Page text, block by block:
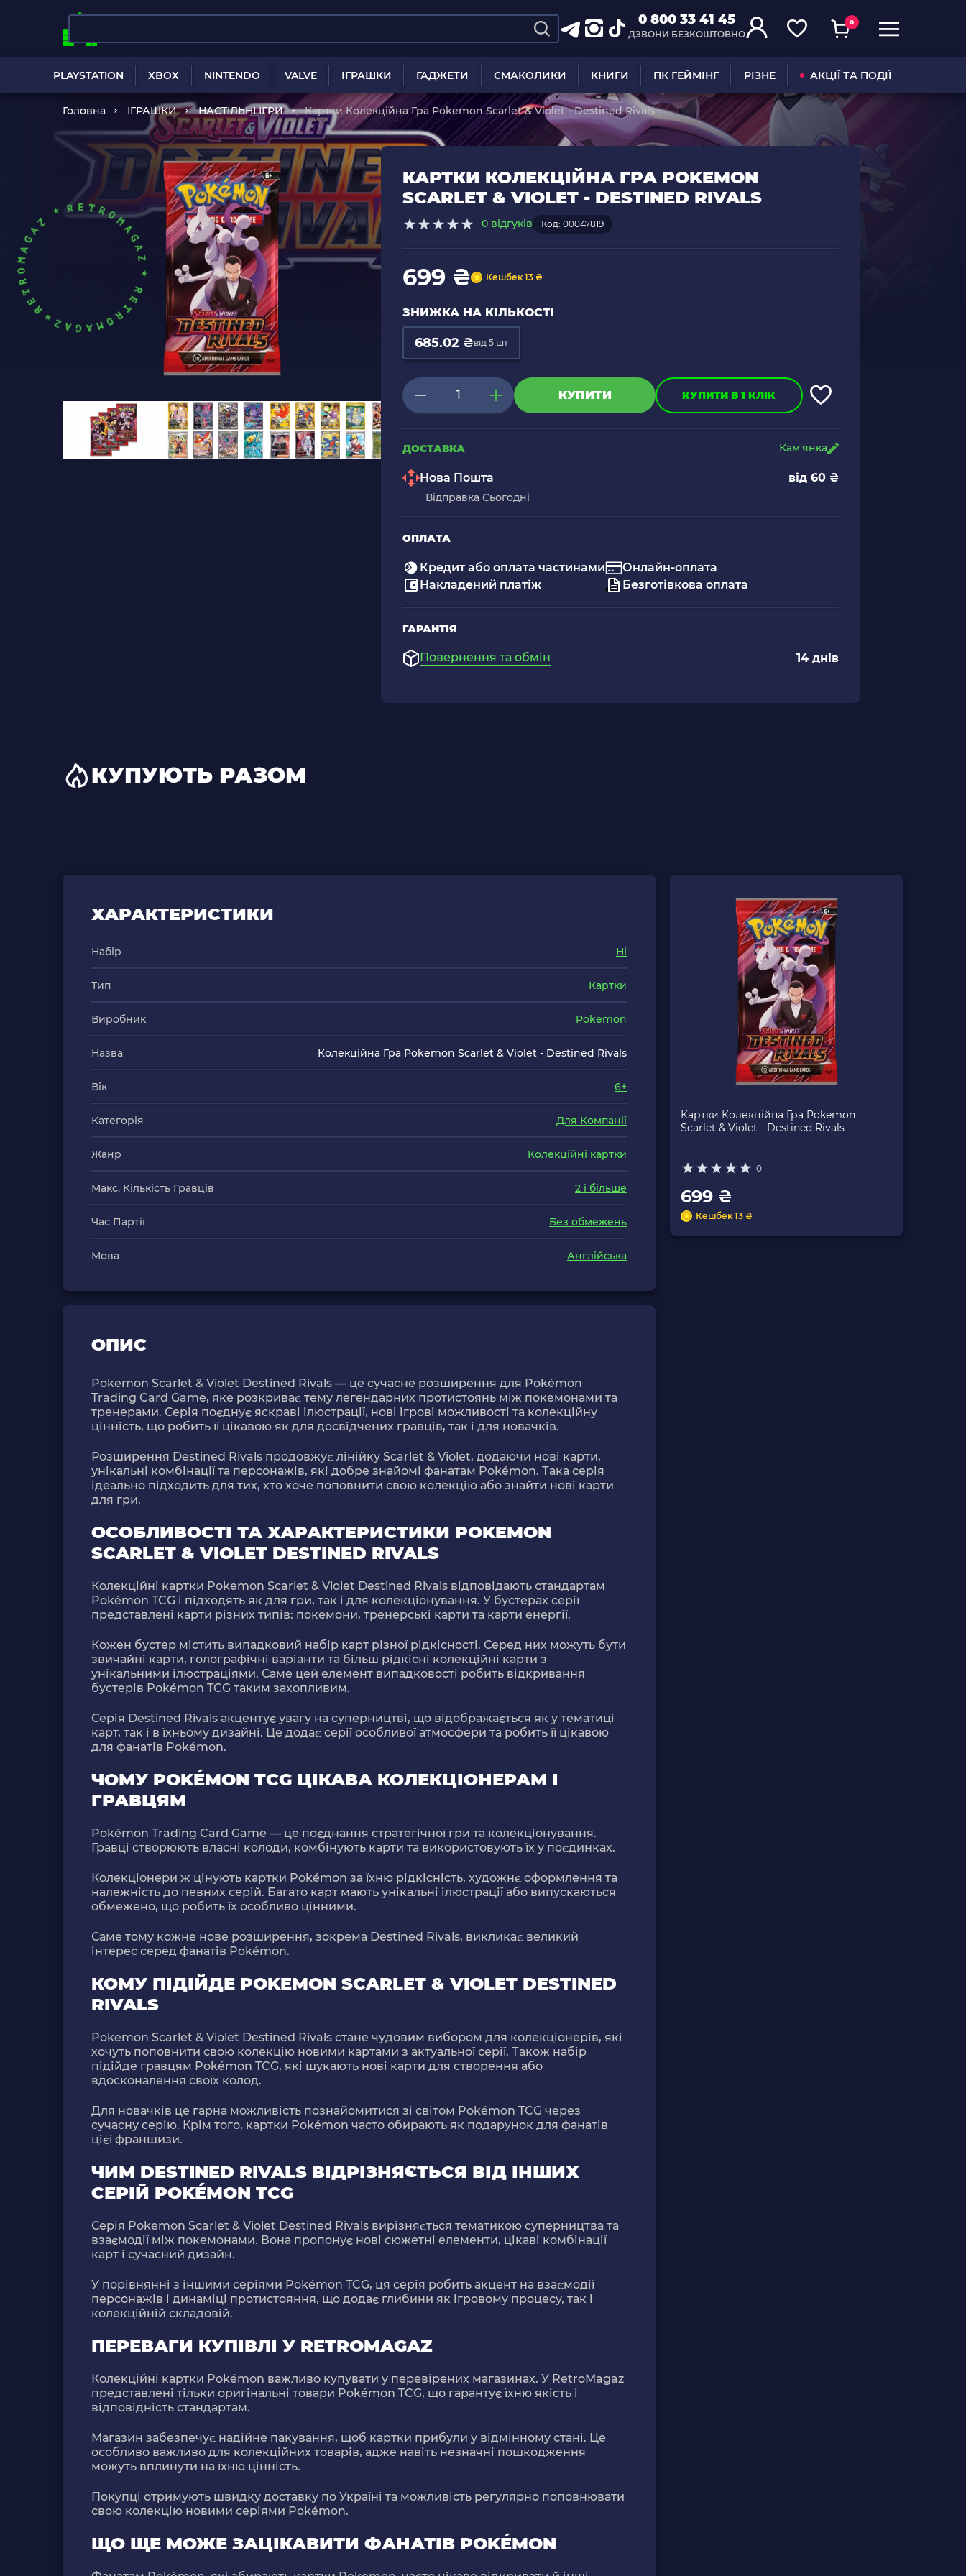
0 800 33 41 45
ДЗВОНИ БЕЗКОШТОВНО
0
PLAYSTATION XBOX NINTENDO VALVE ІГРАШКИ ГАДЖЕТИ СМАКОЛИКИ КНИГИ ПК ГЕЙМІНГ РІЗНЕ АКЦІЇ ТА ПОДІЇ
Головна ІГРАШКИ НАСТІЛЬНІ ІГРИ Картки Колекційна Гра Pokemon Scarlet & Violet - Destined Rivals
КАРТКИ КОЛЕКЦІЙНА ГРА POKEMON
SCARLET & VIOLET - DESTINED RIVALS
0 відгуків Код: 00047819
699 ₴ Кешбек 13 ₴
ЗНИЖКА НА КІЛЬКОСТІ
685.02 ₴від 5 шт
КУПИТИ КУПИТИ В 1 КЛІК
ДОСТАВКА Кам'янка
Нова Пошта від 60 ₴
Відправка Сьогодні
ОПЛАТА
Кредит або оплата частинами
Накладений платіж
Онлайн-оплата
Безготівкова оплата
ГАРАНТІЯ
Повернення та обмін 14 днів
КУПУЮТЬ РАЗОМ
ХАРАКТЕРИСТИКИ
Набір Ні
Тип Картки
Виробник Pokemon
Назва Колекційна Гра Pokemon Scarlet & Violet - Destined Rivals
Вік 6+
Категорія Для Компанії
Жанр Колекційні картки
Макс. Кількість Гравців 2 і більше
Час Партії Без обмежень
Мова Англійська
ОПИС
Pokemon Scarlet & Violet Destined Rivals — це сучасне розширення для Pokémon
Trading Card Game, яке розкриває тему легендарних протистоянь між покемонами та
тренерами. Серія поєднує яскраві ілюстрації, нові ігрові можливості та колекційну
цінність, що робить її цікавою як для досвідчених гравців, так і для новачків.
Розширення Destined Rivals продовжує лінійку Scarlet & Violet, додаючи нові карти,
унікальні комбінації та персонажів, які добре знайомі фанатам Pokémon. Така серія
ідеально підходить для тих, хто хоче поповнити свою колекцію або знайти нові карти
для гри.
ОСОБЛИВОСТІ ТА ХАРАКТЕРИСТИКИ POKEMON
SCARLET & VIOLET DESTINED RIVALS
Колекційні картки Pokemon Scarlet & Violet Destined Rivals відповідають стандартам
Pokémon TCG і підходять як для гри, так і для колекціонування. У бустерах серії
представлені карти різних типів: покемони, тренерські карти та карти енергії.
Кожен бустер містить випадковий набір карт різної рідкісності. Серед них можуть бути
звичайні карти, голографічні варіанти та більш рідкісні колекційні карти з
унікальними ілюстраціями. Саме цей елемент випадковості робить відкривання
бустерів Pokémon TCG таким захопливим.
Серія Destined Rivals акцентує увагу на суперництві, що відображається як у тематиці
карт, так і в їхньому дизайні. Це додає серії особливої атмосфери та робить її цікавою
для фанатів Pokémon.
ЧОМУ POKÉMON TCG ЦІКАВА КОЛЕКЦІОНЕРАМ І
ГРАВЦЯМ
Pokémon Trading Card Game — це поєднання стратегічної гри та колекціонування.
Гравці створюють власні колоди, комбінують карти та використовують їх у поєдинках.
Колекціонери ж цінують картки Pokémon за їхню рідкісність, художнє оформлення та
належність до певних серій. Багато карт мають унікальні ілюстрації або випускаються
обмежено, що робить їх особливо цінними.
Саме тому кожне нове розширення, зокрема Destined Rivals, викликає великий
інтерес серед фанатів Pokémon.
КОМУ ПІДІЙДЕ POKEMON SCARLET & VIOLET DESTINED
RIVALS
Pokemon Scarlet & Violet Destined Rivals стане чудовим вибором для колекціонерів, які
хочуть поповнити свою колекцію новими картами з актуальної серії. Також набір
підійде гравцям Pokémon TCG, які шукають нові карти для створення або
вдосконалення своїх колод.
Для новачків це гарна можливість познайомитися зі світом Pokémon TCG через
сучасну серію. Крім того, картки Pokémon часто обирають як подарунок для фанатів
цієї франшизи.
ЧИМ DESTINED RIVALS ВІДРІЗНЯЄТЬСЯ ВІД ІНШИХ
СЕРІЙ POKÉMON TCG
Серія Pokemon Scarlet & Violet Destined Rivals вирізняється тематикою суперництва та
взаємодії між покемонами. Вона пропонує нові сюжетні елементи, цікаві комбінації
карт і сучасний дизайн.
У порівнянні з іншими серіями Pokémon TCG, ця серія робить акцент на взаємодії
персонажів і динаміці протистояння, що додає глибини як ігровому процесу, так і
колекційній складовій.
ПЕРЕВАГИ КУПІВЛІ У RETROMAGAZ
Колекційні картки Pokémon важливо купувати у перевірених магазинах. У RetroMagaz
представлені тільки оригінальні товари Pokémon TCG, що гарантує їхню якість і
відповідність стандартам.
Магазин забезпечує надійне пакування, щоб картки прибули у відмінному стані. Це
особливо важливо для колекційних товарів, адже навіть незначні пошкодження
можуть вплинути на їхню цінність.
Покупці отримують швидку доставку по Україні та можливість регулярно поповнювати
свою колекцію новими серіями Pokémon.
ЩО ЩЕ МОЖЕ ЗАЦІКАВИТИ ФАНАТІВ POKÉMON
Картки Колекційна Гра Pokemon
Scarlet & Violet - Destined Rivals
0
699 ₴
Кешбек 13 ₴